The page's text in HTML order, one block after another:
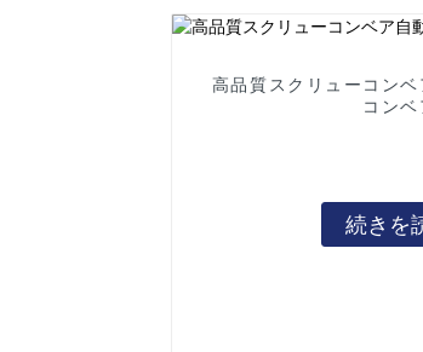
高品質スクリューコン
コンベ
続きを